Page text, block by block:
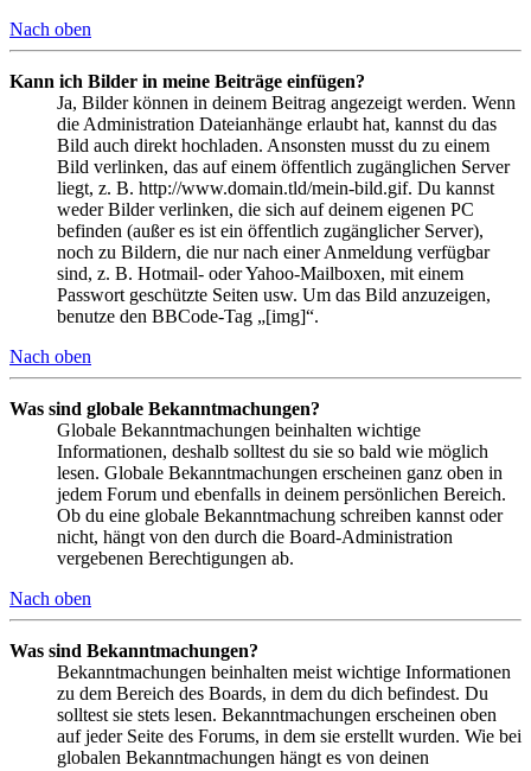
Nach oben
Kann ich Bilder in meine Beiträge einfügen?
Ja, Bilder können in deinem Beitrag angezeigt werden. Wenn
die Administration Dateianhänge erlaubt hat, kannst du das
Bild auch direkt hochladen. Ansonsten musst du zu einem
Bild verlinken, das auf einem öffentlich zugänglichen Server
liegt, z. B. http://www.domain.tld/mein-bild.gif. Du kannst
weder Bilder verlinken, die sich auf deinem eigenen PC
befinden (außer es ist ein öffentlich zugänglicher Server),
noch zu Bildern, die nur nach einer Anmeldung verfügbar
sind, z. B. Hotmail- oder Yahoo-Mailboxen, mit einem
Passwort geschützte Seiten usw. Um das Bild anzuzeigen,
benutze den BBCode-Tag „[img]“.
Nach oben
Was sind globale Bekanntmachungen?
Globale Bekanntmachungen beinhalten wichtige
Informationen, deshalb solltest du sie so bald wie möglich
lesen. Globale Bekanntmachungen erscheinen ganz oben in
jedem Forum und ebenfalls in deinem persönlichen Bereich.
Ob du eine globale Bekanntmachung schreiben kannst oder
nicht, hängt von den durch die Board-Administration
vergebenen Berechtigungen ab.
Nach oben
Was sind Bekanntmachungen?
Bekanntmachungen beinhalten meist wichtige Informationen
zu dem Bereich des Boards, in dem du dich befindest. Du
solltest sie stets lesen. Bekanntmachungen erscheinen oben
auf jeder Seite des Forums, in dem sie erstellt wurden. Wie bei
globalen Bekanntmachungen hängt es von deinen